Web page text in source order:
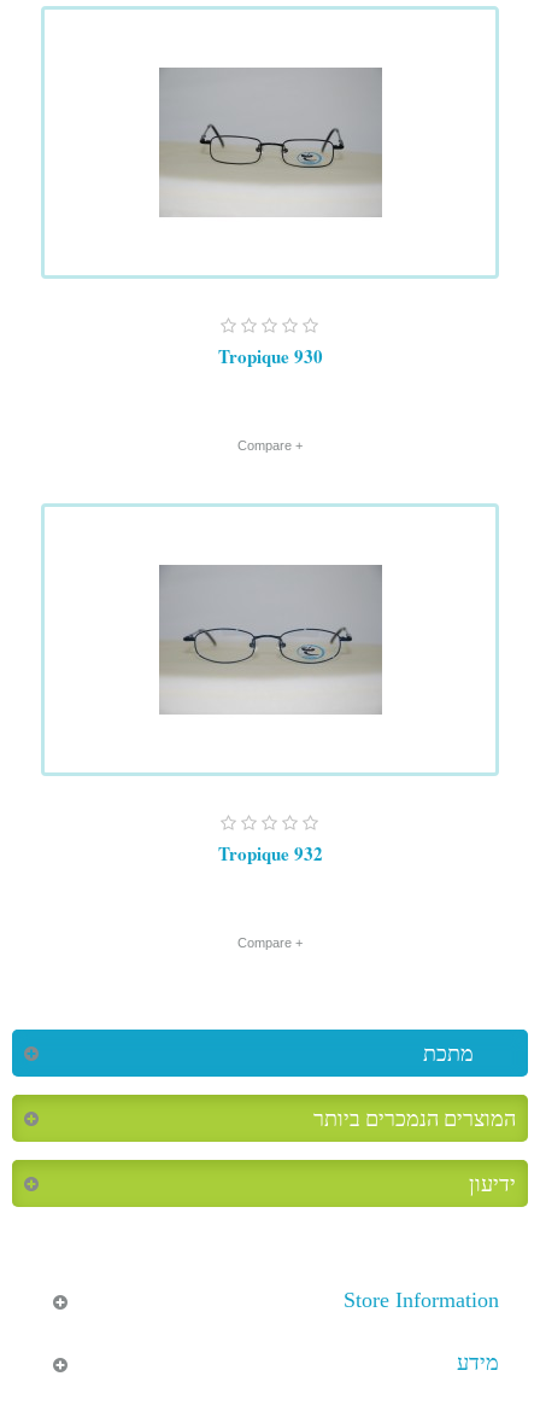
Tropique 930
+ Compare
Tropique 932
+ Compare
מתכת
המוצרים הנמכרים ביותר
ידיעון
Store Information
מידע